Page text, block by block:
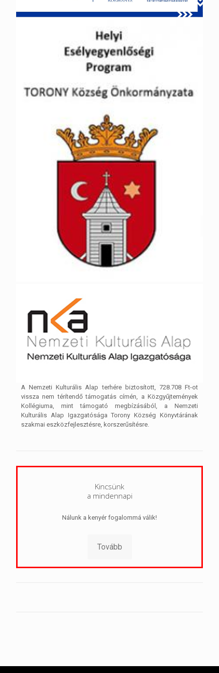
A Nemzeti Kulturális Alap terhére biztosított, 728.708 Ft-ot
vissza nem térítendő támogatás címén, a Közgyűjtemények
Kollégiuma, mint támogató megbízásából, a Nemzeti
Kulturális Alap Igazgatósága Torony Község Könyvtárának
szakmai eszközfejlesztésre, korszerűsítésre.
Kincsünk
a mindennapi
Nálunk a kenyér fogalommá válik!
Tovább